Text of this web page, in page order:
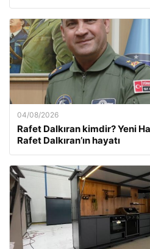
04/08/2026
Rafet Dalkıran kimdir? Yeni
Rafet Dalkıran’ın hayatı